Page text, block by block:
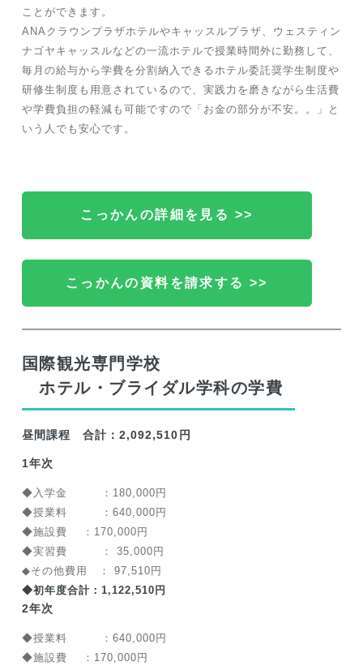
ことができます。
ANAクラウンプラザホテルやキャッスルプラザ、ウェスティン
ナゴヤキャッスルなどの一流ホテルで授業時間外に勤務して、
毎月の給与から学費を分割納入できるホテル委託奨学生制度や
研修生制度も用意されているので、実践力を磨きながら生活費
や学費負担の軽減も可能ですので「お金の部分が不安。。」と
いう人でも安心です。
こっかんの詳細を見る >>
こっかんの資料を請求する >>
国際観光専門学校
ホテル・ブライダル学科の学費
昼間課程 合計：2,092,510円
1年次
◆入学金 ：180,000円
◆授業料 ：640,000円
◆施設費 ：170,000円
◆実習費 ： 35,000円
◆その他費用 ： 97,510円
◆初年度合計：1,122,510円
2年次
◆授業料 ：640,000円
◆施設費 ：170,000円